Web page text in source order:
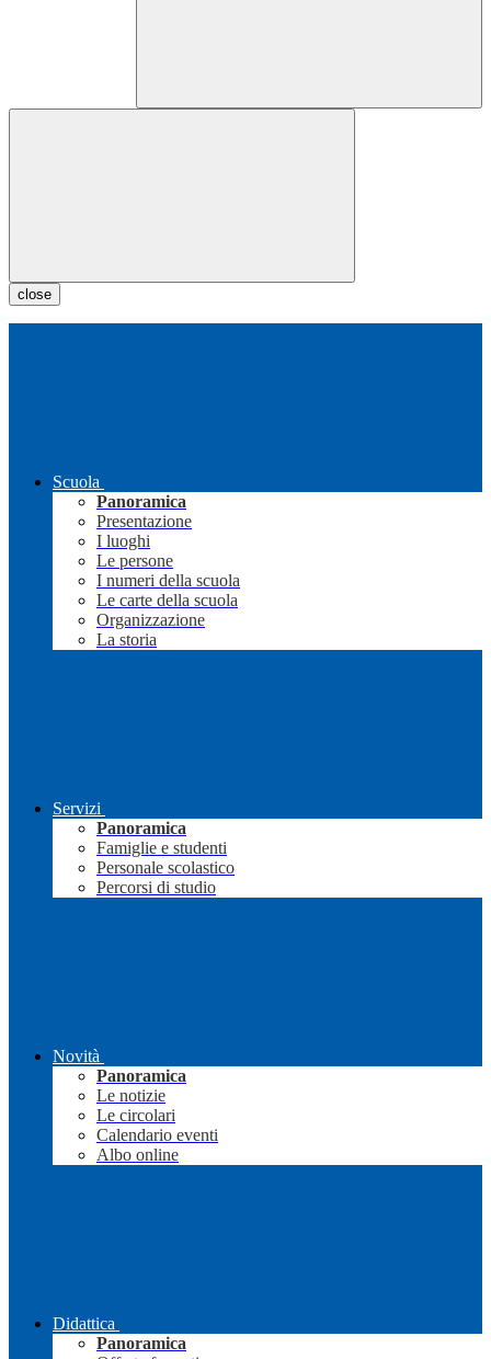
close
Scuola
Panoramica
Presentazione
I luoghi
Le persone
I numeri della scuola
Le carte della scuola
Organizzazione
La storia
Servizi
Panoramica
Famiglie e studenti
Personale scolastico
Percorsi di studio
Novità
Panoramica
Le notizie
Le circolari
Calendario eventi
Albo online
Didattica
Panoramica